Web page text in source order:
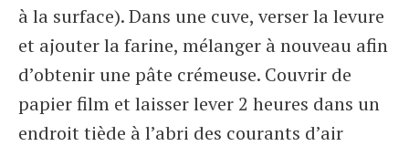
à la surface). Dans une cuve, verser la levure
et ajouter la farine, mélanger à nouveau afin
d’obtenir une pâte crémeuse. Couvrir de
papier film et laisser lever 2 heures dans un
endroit tiède à l’abri des courants d’air